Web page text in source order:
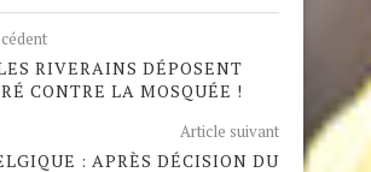
RIVERAINS DÉPOSENT
CONTRE LA MOSQUÉE !
Article suivant
: APRÈS DÉCISION DU